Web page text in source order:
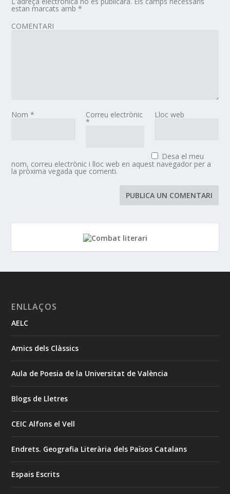
estan marcats amb*
COMENTARI
Nom* Correu electrònic
*
Lloc web
Desa el meu
nom, correu electrònic i lloc web en aquest navegador per a
la pròxima vegada que comenti.
ENLLAÇOS
AELC
Amics dels Clàssics
Aula de Poesia de la Universitat de València
Blogs de Lletres
CEIC Alfons el Vell
Endrets. Geografia Literària dels Països Catalans
Espais Escrits